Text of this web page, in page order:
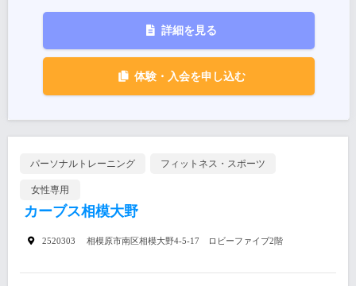
詳細を見る
体験・入会を申し込む
パーソナルトレーニング フィットネス・スポーツ
女性専用
カーブス相模大野
2520303 相模原市南区相模大野4-5-17 ロビーファイブ2階